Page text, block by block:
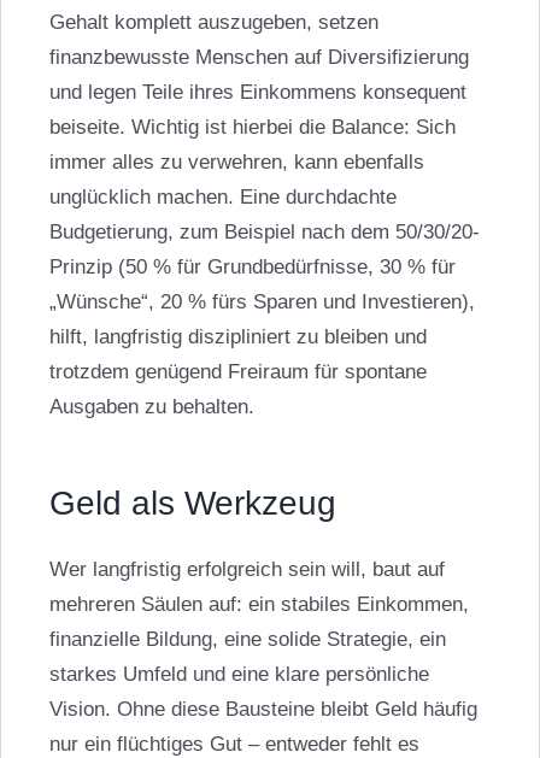
Gehalt komplett auszugeben, setzen
finanzbewusste Menschen auf Diversifizierung
und legen Teile ihres Einkommens konsequent
beiseite. Wichtig ist hierbei die Balance: Sich
immer alles zu verwehren, kann ebenfalls
unglücklich machen. Eine durchdachte
Budgetierung, zum Beispiel nach dem 50/30/20-
Prinzip (50 % für Grundbedürfnisse, 30 % für
„Wünsche“, 20 % fürs Sparen und Investieren),
hilft, langfristig diszipliniert zu bleiben und
trotzdem genügend Freiraum für spontane
Ausgaben zu behalten.
Geld als Werkzeug
Wer langfristig erfolgreich sein will, baut auf
mehreren Säulen auf: ein stabiles Einkommen,
finanzielle Bildung, eine solide Strategie, ein
starkes Umfeld und eine klare persönliche
Vision. Ohne diese Bausteine bleibt Geld häufig
nur ein flüchtiges Gut – entweder fehlt es